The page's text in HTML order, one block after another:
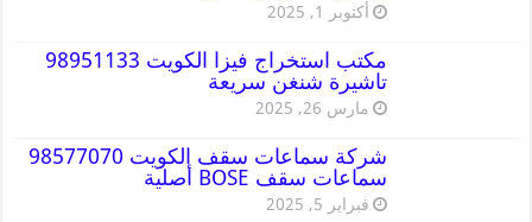
أكتوبر 1, 2025
مكتب استخراج فيزا الكويت 98951133
تاشيرة شنغن سريعة
مارس 26, 2025
شركة سماعات سقف الكويت 98577070
سماعات سقف BOSE أصلية
فبراير 5, 2025